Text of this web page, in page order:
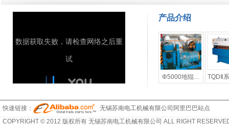
产品介绍
Φ2500～Φ… Φ1250～Φ… Φ5000地辊… TQDⅡ系
快速链接：
无锡苏南电工机械有限公司阿里巴巴站点
COPYRIGHT © 2012 版权所有 无锡苏南电工机械有限公司 ALL RIGHT